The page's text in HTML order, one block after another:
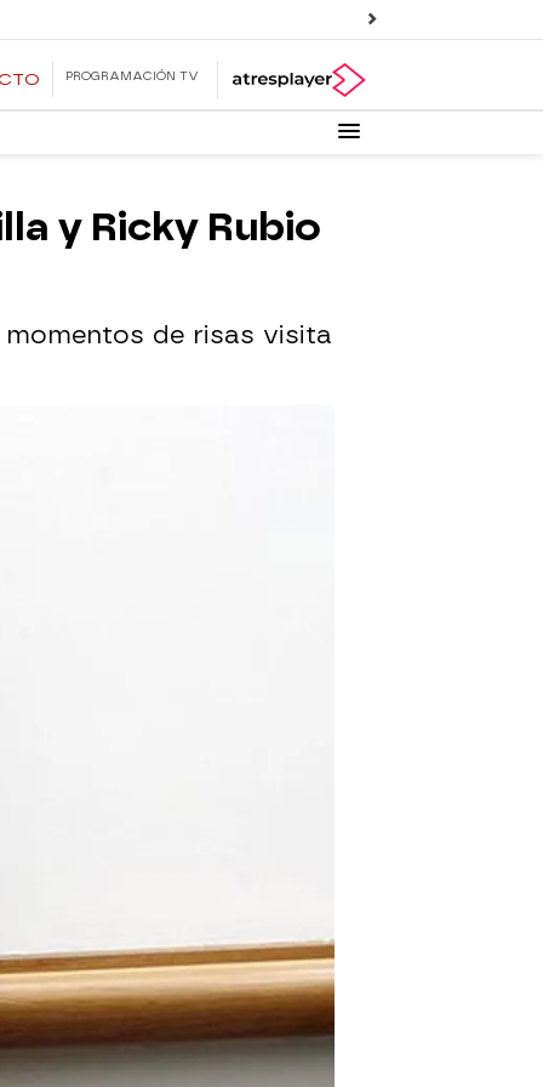
PROGRAMACIÓN TV
y Ricky Rubio
de risas visita